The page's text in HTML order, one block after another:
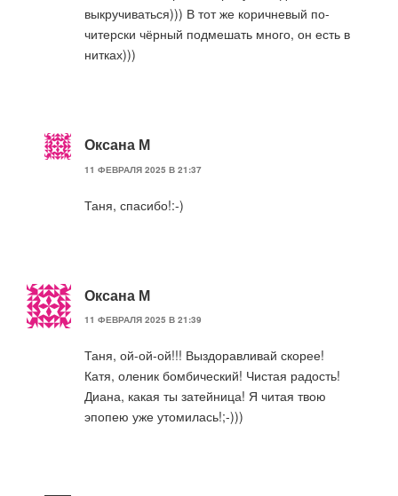
выкручиваться))) В тот же коричневый по-
читерски чёрный подмешать много, он есть в
нитках)))
Оксана М
11 ФЕВРАЛЯ 2025 В 21:37
Таня, спасибо!:-)
Оксана М
11 ФЕВРАЛЯ 2025 В 21:39
Таня, ой-ой-ой!!! Выздоравливай скорее!
Катя, оленик бомбический! Чистая радость!
Диана, какая ты затейница! Я читая твою
эпопею уже утомилась!;-)))